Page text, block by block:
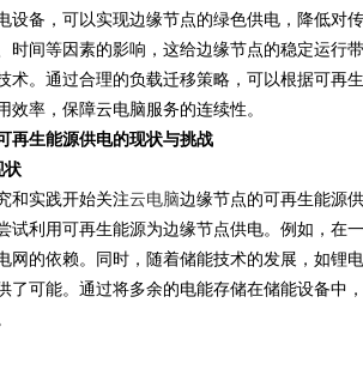
设备，可以实现边缘节点的绿色供电，降低对
时间等因素的影响，这给边缘节点的稳定运行
术。通过合理的负载迁移策略，可以根据可再
效率，保障云电脑服务的连续性。
再生能源供电的现状与挑战
状
和实践开始关注云电脑边缘节点的可再生能源
试利用可再生能源为边缘节点供电。例如，在
网的依赖。同时，随着储能技术的发展，如锂
了可能。通过将多余的电能存储在储能设备中